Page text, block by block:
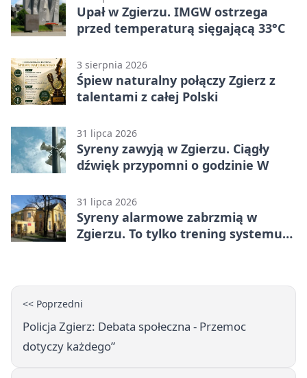
Upał w Zgierzu. IMGW ostrzega
przed temperaturą sięgającą 33°C
3 sierpnia 2026
Śpiew naturalny połączy Zgierz z
talentami z całej Polski
31 lipca 2026
Syreny zawyją w Zgierzu. Ciągły
dźwięk przypomni o godzinie W
31 lipca 2026
Syreny alarmowe zabrzmią w
Zgierzu. To tylko trening systemu
<< Poprzedni
Policja Zgierz: Debata społeczna - Przemoc
dotyczy każdego”